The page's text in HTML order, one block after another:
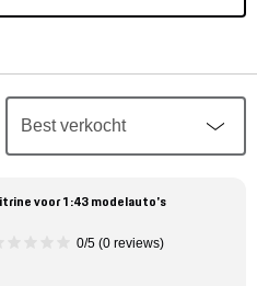
voor 1:43 modelauto's
0/5 (0 reviews)